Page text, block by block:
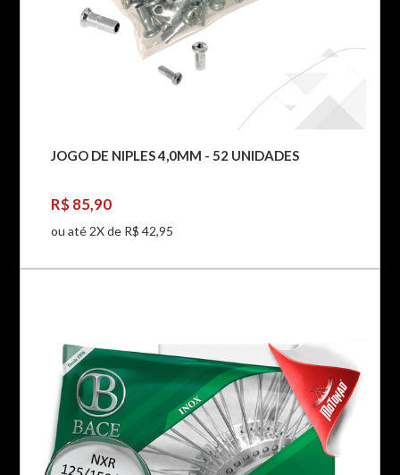
JOGO DE NIPLES 4,0MM - 52 UNIDADES
R$ 85,90
ou até 2X de R$ 42,95